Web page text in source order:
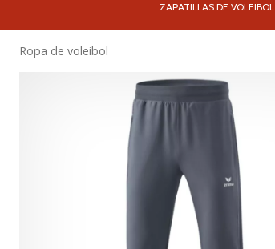
ZAPATILLAS DE VOLEIBOL
Ropa de voleibol